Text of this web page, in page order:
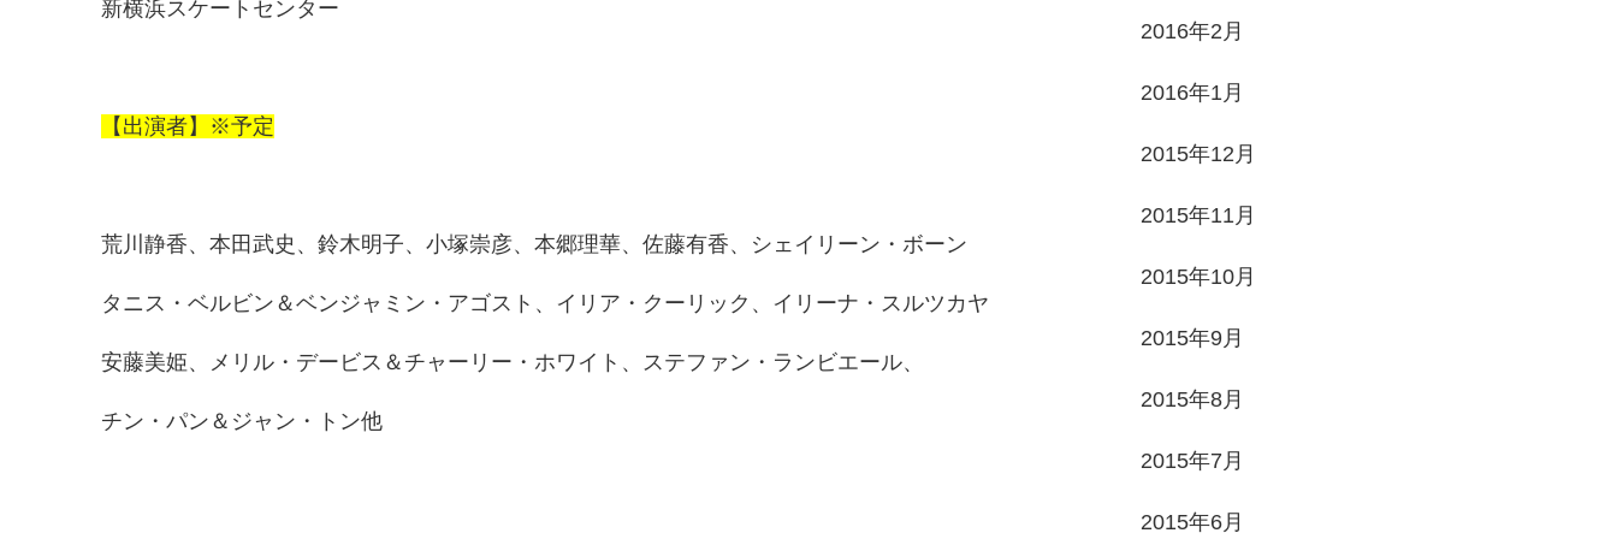
新横浜スケートセンター
【出演者】※予定
荒川静香、本田武史、鈴木明子、小塚崇彦、本郷理華、佐藤有香、シェイリーン・ボーン
タニス・ベルビン＆ベンジャミン・アゴスト、イリア・クーリック、イリーナ・スルツカヤ
安藤美姫、メリル・デービス＆チャーリー・ホワイト、ステファン・ランビエール、
チン・パン＆ジャン・トン他
2016年2月
2016年1月
2015年12月
2015年11月
2015年10月
2015年9月
2015年8月
2015年7月
2015年6月